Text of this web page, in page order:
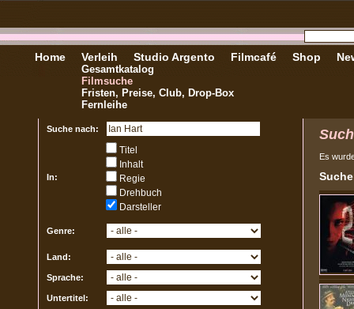
Home Verleih
Gesamtkatalog
Filmsuche
Fristen, Preise, Club, Drop-Box
Fernleihe
Studio Argento Filmcafé Shop
Suche nach:
In:
Titel
Inhalt
Regie
Drehbuch
Darsteller
Genre:
Land:
Sprache:
Untertitel:
Es